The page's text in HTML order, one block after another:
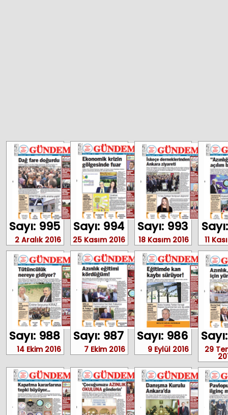
Sayı: 995
2 Aralık 2016
Sayı: 994
25 Kasım 2016
Sayı: 993
18 Kasım 2016 11
Sayı: 988
14 Ekim 2016
Sayı: 987
7 Ekim 2016
Sayı: 986
9 Eylül 2016 29